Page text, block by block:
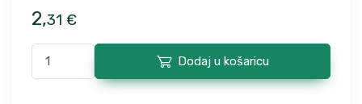
2,31 €
Dodaj u košaricu